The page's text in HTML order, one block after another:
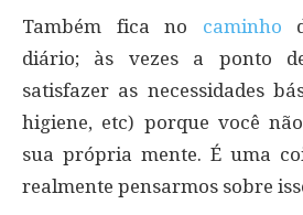
Também fica no caminho
diário; às vezes a ponto
satisfazer as necessidades
higiene, etc) porque você
sua própria mente. É uma
realmente pensarmos sobre